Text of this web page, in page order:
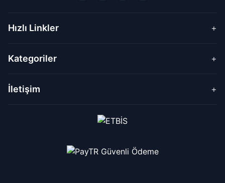
Hızlı Linkler +
Kategoriler +
İletişim +